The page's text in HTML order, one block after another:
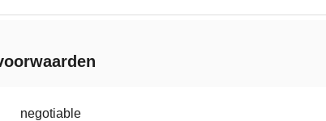
negotiable